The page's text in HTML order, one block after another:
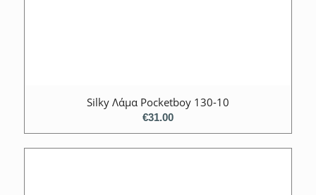
Silky Λάμα Pocketboy 130-10
€31.00